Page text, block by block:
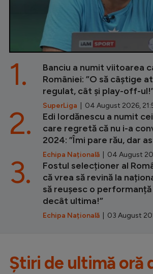
Banciu a numit viitoarea
României: ”O să câștige
regulat, cât și play-off-
SuperLiga | 04 August 2026,
1.
Edi Iordănescu a numit
care regretă că nu i-a
2024: ”Îmi pare rău, dar
Echipa Națională | 04 August
2.
Fostul selecționer al
că vrea să revină la
să reușesc o
decât ultima!”
Echipa Națională | 03 August
3.
Știri de ultimă oră